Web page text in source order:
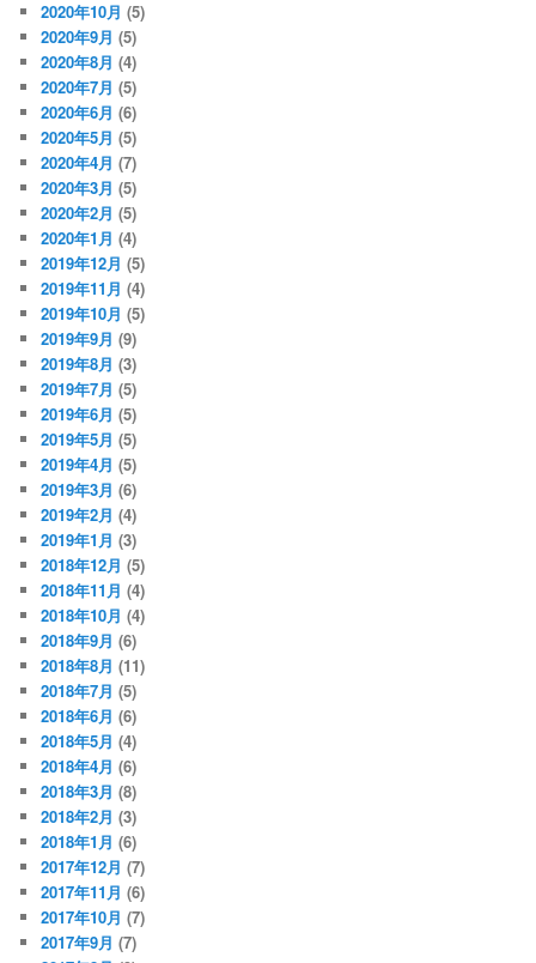
2020年10月 (5)
2020年9月 (5)
2020年8月 (4)
2020年7月 (5)
2020年6月 (6)
2020年5月 (5)
2020年4月 (7)
2020年3月 (5)
2020年2月 (5)
2020年1月 (4)
2019年12月 (5)
2019年11月 (4)
2019年10月 (5)
2019年9月 (9)
2019年8月 (3)
2019年7月 (5)
2019年6月 (5)
2019年5月 (5)
2019年4月 (5)
2019年3月 (6)
2019年2月 (4)
2019年1月 (3)
2018年12月 (5)
2018年11月 (4)
2018年10月 (4)
2018年9月 (6)
2018年8月 (11)
2018年7月 (5)
2018年6月 (6)
2018年5月 (4)
2018年4月 (6)
2018年3月 (8)
2018年2月 (3)
2018年1月 (6)
2017年12月 (7)
2017年11月 (6)
2017年10月 (7)
2017年9月 (7)